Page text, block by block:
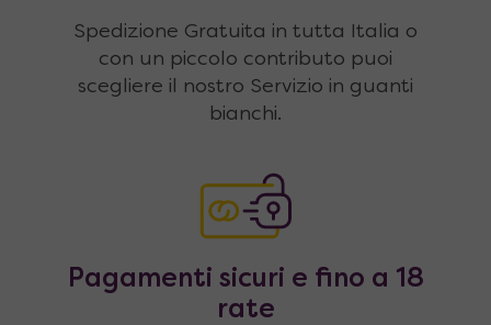
Spedizione Gratuita in tutta Italia o
con un piccolo contributo puoi
scegliere il nostro Servizio in guanti
bianchi.
Pagamenti sicuri e fino a 18
rate